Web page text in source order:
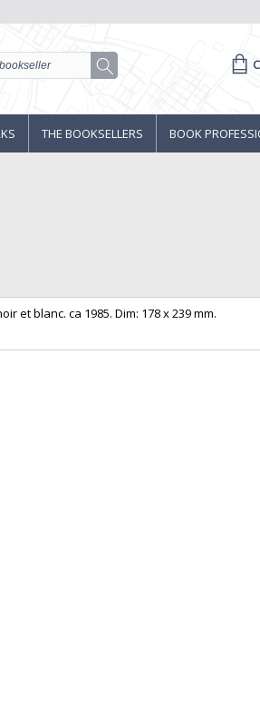
THE BOOKSELLERS BOOK
et blanc. ca 1985. Dim: 178 x 239 mm.‎